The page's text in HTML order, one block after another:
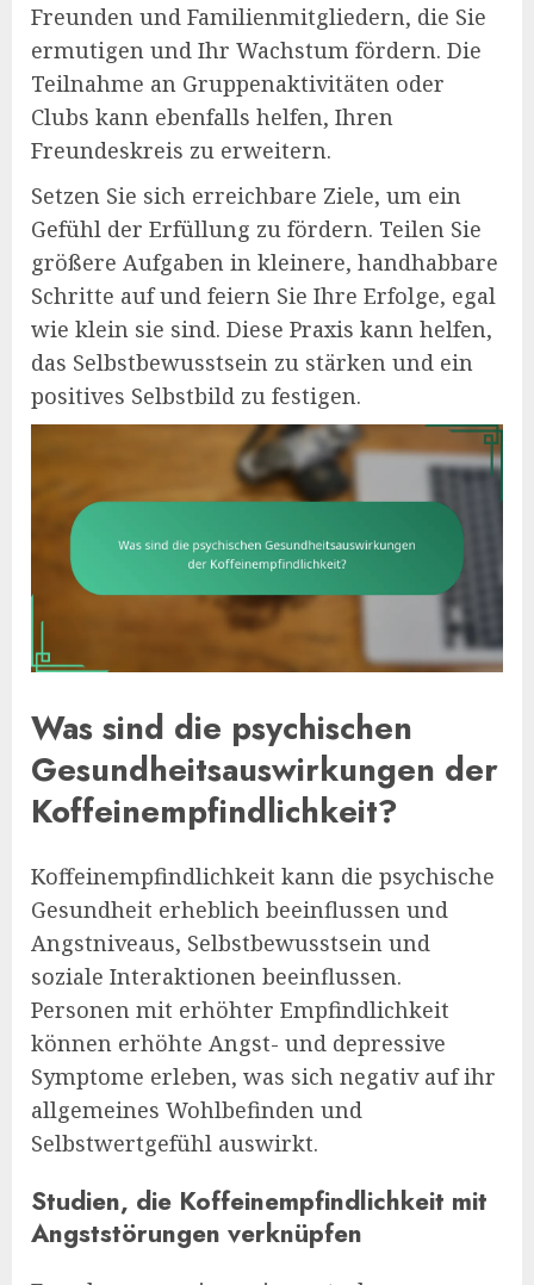
Freunden und Familienmitgliedern, die Sie
ermutigen und Ihr Wachstum fördern. Die
Teilnahme an Gruppenaktivitäten oder
Clubs kann ebenfalls helfen, Ihren
Freundeskreis zu erweitern.
Setzen Sie sich erreichbare Ziele, um ein
Gefühl der Erfüllung zu fördern. Teilen Sie
größere Aufgaben in kleinere, handhabbare
Schritte auf und feiern Sie Ihre Erfolge, egal
wie klein sie sind. Diese Praxis kann helfen,
das Selbstbewusstsein zu stärken und ein
positives Selbstbild zu festigen.
Was sind die psychischen
Gesundheitsauswirkungen der
Koffeinempfindlichkeit?
Koffeinempfindlichkeit kann die psychische
Gesundheit erheblich beeinflussen und
Angstniveaus, Selbstbewusstsein und
soziale Interaktionen beeinflussen.
Personen mit erhöhter Empfindlichkeit
können erhöhte Angst- und depressive
Symptome erleben, was sich negativ auf ihr
allgemeines Wohlbefinden und
Selbstwertgefühl auswirkt.
Studien, die Koffeinempfindlichkeit mit
Angststörungen verknüpfen